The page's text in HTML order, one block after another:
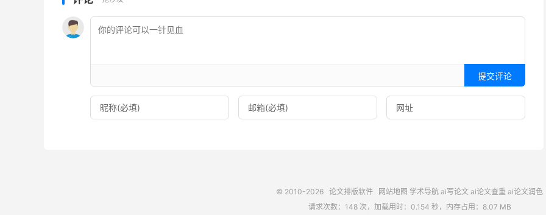
提交评论
© 2010-2026 论文排版软件 网站地图 学术导航 ai写论文 ai论文查重 ai论文润色
请求次数：148 次，加载用时：0.154 秒，内存占用：8.07 MB